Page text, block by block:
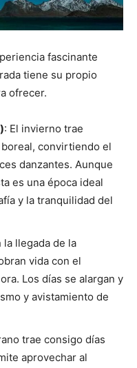
fascinante
tiene su propio
ofrecer.
: El invierno trae
convirtiendo el
danzantes. Aunque
es una época ideal
y la tranquilidad del
la llegada de la
vida con el
Los días se alargan y
y avistamiento de
trae consigo días
aprovechar al